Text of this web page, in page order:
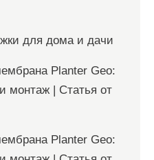
для дома и дачи
Planter Geo:
монтаж | Статья от
Planter Geo: